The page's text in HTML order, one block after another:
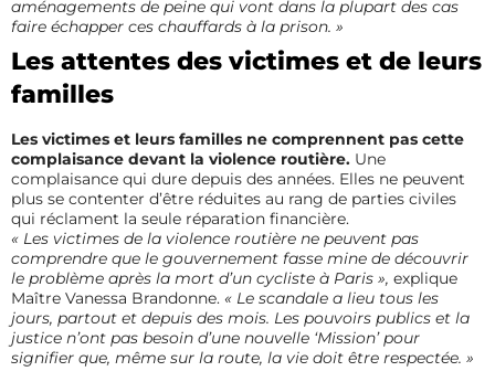
aménagements de peine qui vont dans la plupart des cas
faire échapper ces chauffards à la prison. »
Les attentes des victimes et de leurs
familles
Les victimes et leurs familles ne comprennent pas cette
complaisance devant la violence routière. Une
complaisance qui dure depuis des années. Elles ne peuvent
plus se contenter d’être réduites au rang de parties civiles
qui réclament la seule réparation financière.
« Les victimes de la violence routière ne peuvent pas
comprendre que le gouvernement fasse mine de découvrir
le problème après la mort d’un cycliste à Paris », explique
Maître Vanessa Brandonne. « Le scandale a lieu tous les
jours, partout et depuis des mois. Les pouvoirs publics et la
justice n’ont pas besoin d’une nouvelle ‘Mission’ pour
signifier que, même sur la route, la vie doit être respectée. »